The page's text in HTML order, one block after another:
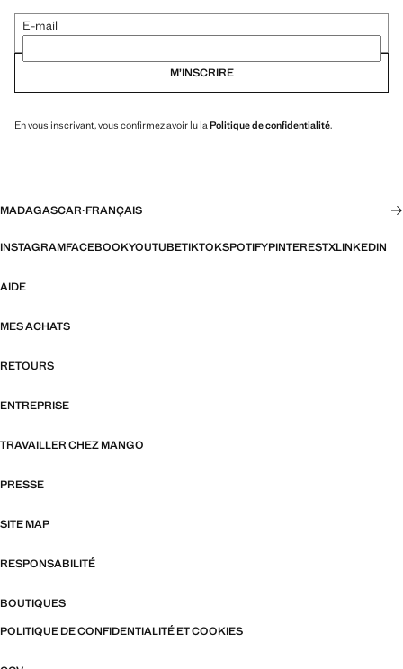
E-mail
M’INSCRIRE
En vous inscrivant, vous confirmez avoir lu la Politique de confidentialité.
MADAGASCAR·FRANÇAIS
INSTAGRAMFACEBOOKYOUTUBETIKTOKSPOTIFYPINTERESTXLINKEDIN
AIDE
MES ACHATS
RETOURS
ENTREPRISE
TRAVAILLER CHEZ MANGO
PRESSE
SITE MAP
RESPONSABILITÉ
BOUTIQUES
POLITIQUE DE CONFIDENTIALITÉ ET COOKIES